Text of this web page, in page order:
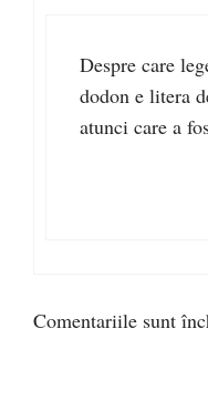
Despre care
dodon e litera
atunci care a
Comentariile sunt